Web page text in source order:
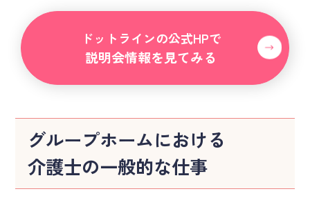
ドットラインの公式HPで
説明会情報を見てみる
グループホームにおける
介護士の一般的な仕事